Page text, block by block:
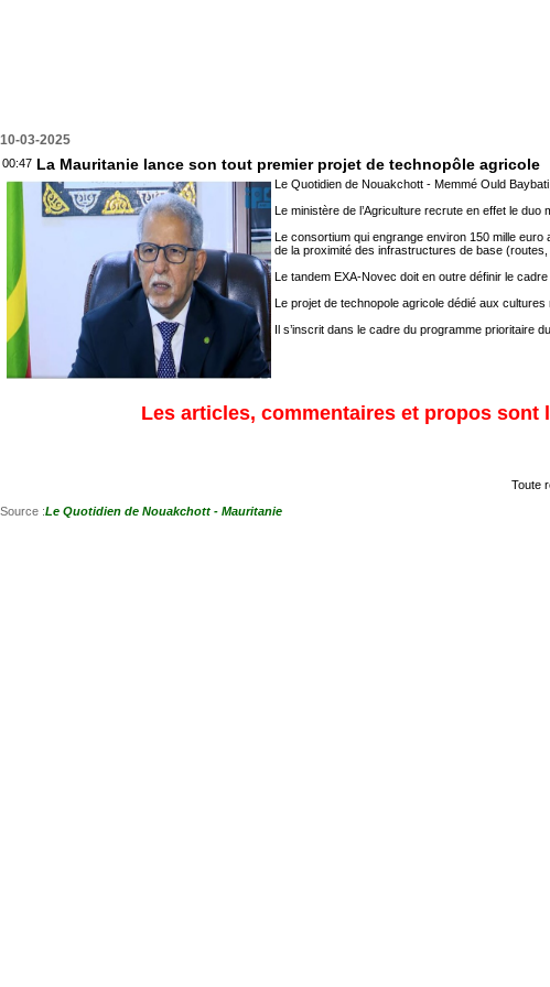
10-03-2025
00:47 La Mauritanie lance son tout premier projet de technopôle agricole
Le Quotidien de Nouakchott - Memmé Ould
Le ministère de l’Agriculture recrute en effet le
Le consortium qui engrange environ 150 mille
de la proximité des infrastructures de base
Le tandem EXA-Novec doit en outre définir le
Le projet de technopole agricole dédié aux
Il s’inscrit dans le cadre du programme
Les articles, commentaires et propos
Toute
Source :Le Quotidien de Nouakchott - Mauritanie